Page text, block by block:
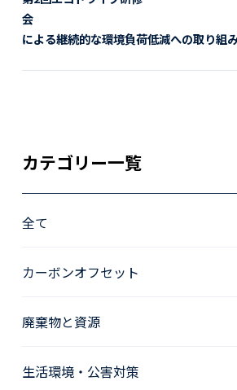
Social link
会 デー
による継続的な環境負荷低減への取り組
カテゴリー一覧
全て
カーボンオフセット
廃棄物と資源
生活環境・公害対策